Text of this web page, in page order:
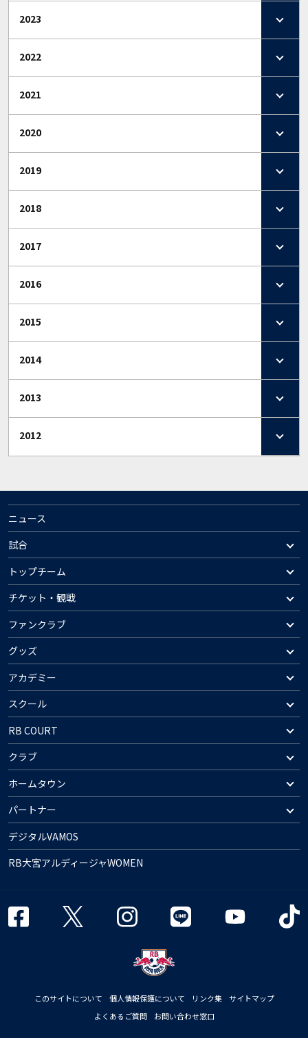
2023
2022
2021
2020
2019
2018
2017
2016
2015
2014
2013
2012
ニュース
試合
トップチーム
チケット・観戦
ファンクラブ
グッズ
アカデミー
スクール
RB COURT
クラブ
ホームタウン
パートナー
デジタルVAMOS
RB大宮アルディージャWOMEN
このサイトについて 個人情報保護について リンク集
サイトマップ
よくあるご質問
お問い合わせ窓口